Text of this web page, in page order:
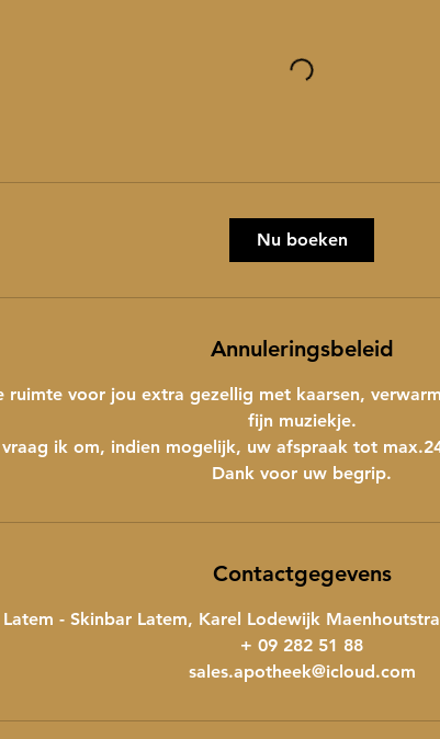
Nu boeken
Annuleringsbeleid
ruimte voor jou extra gezellig met kaarsen,
fijn muziekje.
ik om, indien mogelijk, uw afspraak tot
Dank voor uw begrip.
Contactgegevens
- Skinbar Latem, Karel Lodewijk
+ 09 282 51 88
sales.apotheek@icloud.com